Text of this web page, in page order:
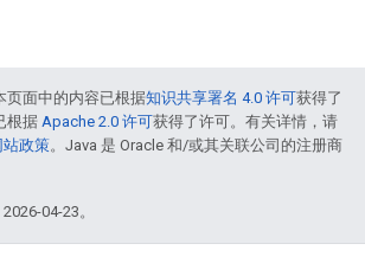
页面中的内容已根据知识共享署名 4.0 许可获得了
根据 Apache 2.0 许可获得了许可。有关详情，请
政策。Java 是 Oracle 和/或其关联公司的注册商
04-23。